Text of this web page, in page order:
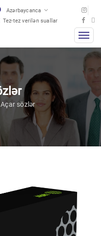
Azərbaycanca
Tez-tez verilən suallar
Açar sözlər